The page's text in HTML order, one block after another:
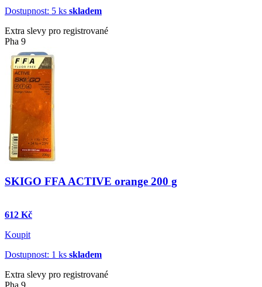
Dostupnost: 5 ks skladem
Extra slevy pro registrované
Pha 9
SKIGO FFA ACTIVE orange 200 g
612 Kč
Koupit
Dostupnost: 1 ks skladem
Extra slevy pro registrované
Pha 9